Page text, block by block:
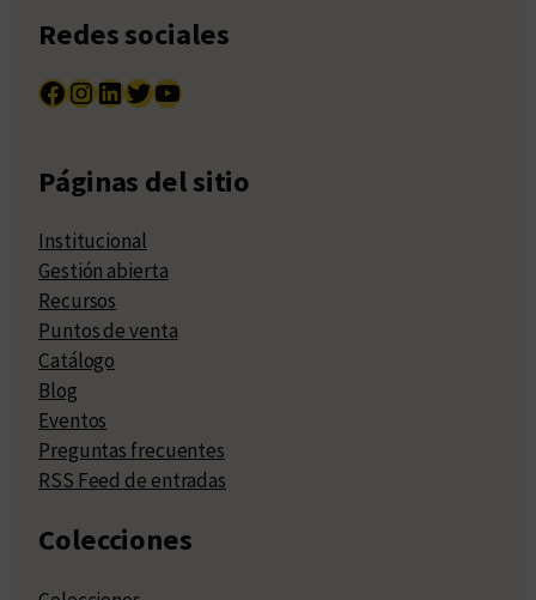
Redes sociales
Facebook InstagramLinkedIn Twitter YouTube
Páginas del sitio
Institucional
Gestión abierta
Recursos
Puntos de venta
Catálogo
Blog
Eventos
Preguntas frecuentes
RSS Feed de entradas
Colecciones